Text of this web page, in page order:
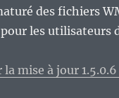
des fichiers
les utilisateurs
la mise à jour